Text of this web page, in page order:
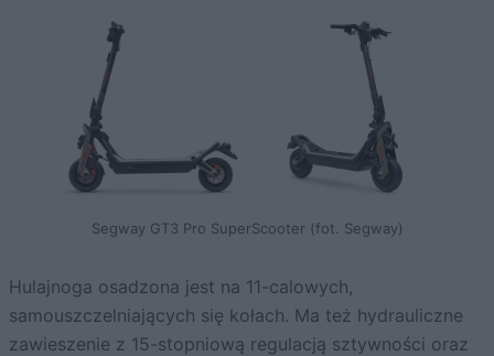
Segway GT3 Pro SuperScooter (fot. Segway)
Hulajnoga osadzona jest na 11-calowych,
samouszczelniających się kołach. Ma też hydrauliczne
zawieszenie z 15-stopniową regulacją sztywności oraz